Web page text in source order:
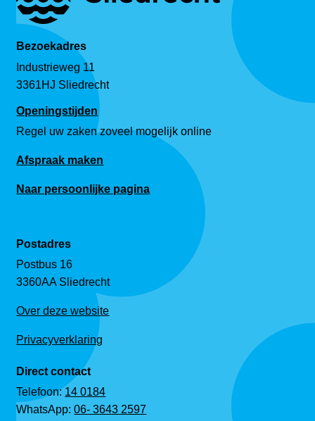
Bezoekadres
Industrieweg 11
3361HJ Sliedrecht
Openingstijden
Regel uw zaken zoveel mogelijk online
Afspraak maken
Naar persoonlijke pagina
Postadres
Postbus 16
3360AA Sliedrecht
Over deze website
Privacyverklaring
Direct contact
Telefoon:14 0184
WhatsApp:06- 3643 2597